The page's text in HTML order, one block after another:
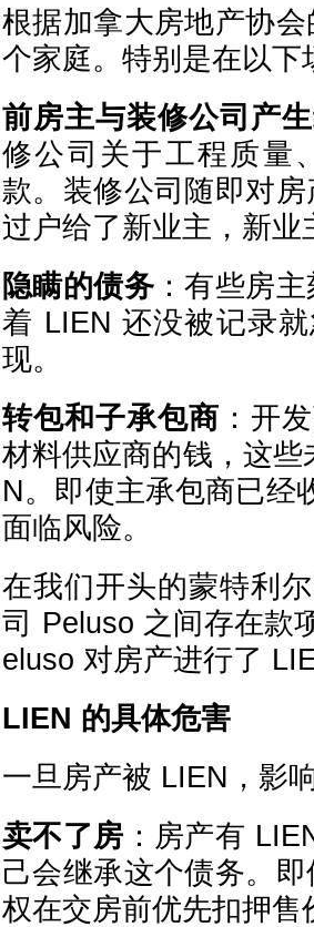
根据加拿大房地产协
个家庭。特别是在以下
前房主与装修公司产
修公司关于工程质量
款。装修公司随即对
过户给了新业主，新
隐瞒的债务：有些房
着 LIEN 还没被记录
现。
转包和子承包商 ：开
材料供应商的钱，这
N。即使主承包商已经
面临风险。
在我们开头的蒙特利
司 Peluso 之间存在款
eluso 对房产进行了
LIEN 的具体危害
一旦房产被 LIEN，影
卖不了房 ：房产有
己会继承这个债务。
权在交房前优先扣押售